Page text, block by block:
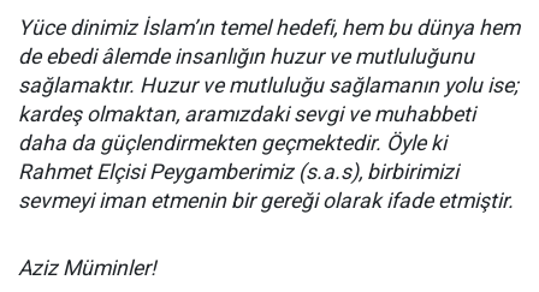
Yüce dinimiz İslam’ın temel hedefi, hem bu dünya hem
de ebedi âlemde insanlığın huzur ve mutluluğunu
sağlamaktır. Huzur ve mutluluğu sağlamanın yolu ise;
kardeş olmaktan, aramızdaki sevgi ve muhabbeti
daha da güçlendirmekten geçmektedir. Öyle ki
Rahmet Elçisi Peygamberimiz (s.a.s), birbirimizi
sevmeyi iman etmenin bir gereği olarak ifade etmiştir.
Aziz Müminler!